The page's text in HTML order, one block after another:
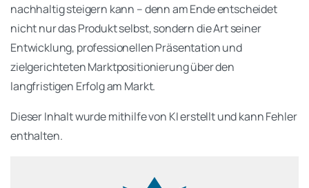
nachhaltig steigern kann – denn am Ende entscheidet
nicht nur das Produkt selbst, sondern die Art seiner
Entwicklung, professionellen Präsentation und
zielgerichteten Marktpositionierung über den
langfristigen Erfolg am Markt.
Dieser Inhalt wurde mithilfe von KI erstellt und kann Fehler
enthalten.